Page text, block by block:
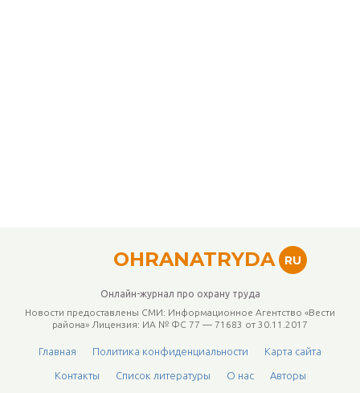
OHRANATRYDA RU
Онлайн-журнал про охрану труда
Новости предоставлены СМИ: Информационное Агентство «Вести
района» Лицензия: ИА № ФС 77 — 71683 от 30.11.2017
Главная Политика конфиденциальности Карта сайта
Контакты Список литературы О нас Авторы